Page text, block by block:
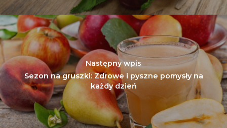
Następny wpis
Sezon na gruszki: Zdrowe i pyszne pomysły na
każdy dzień